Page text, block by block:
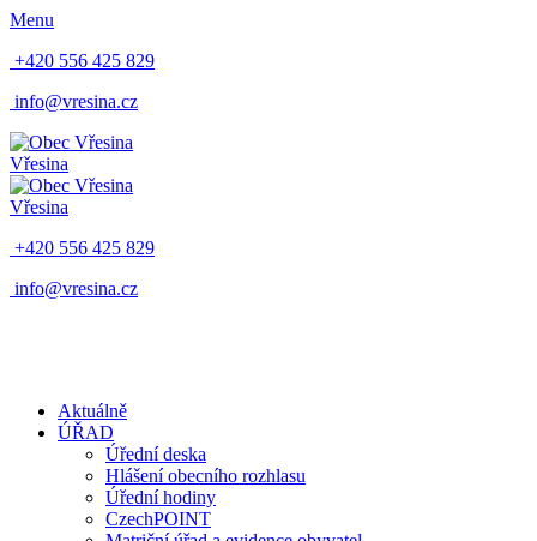
Menu
+420 556 425 829
info@vresina.cz
Vřesina
Vřesina
+420 556 425 829
info@vresina.cz
Aktuálně
ÚŘAD
Úřední deska
Hlášení obecního rozhlasu
Úřední hodiny
CzechPOINT